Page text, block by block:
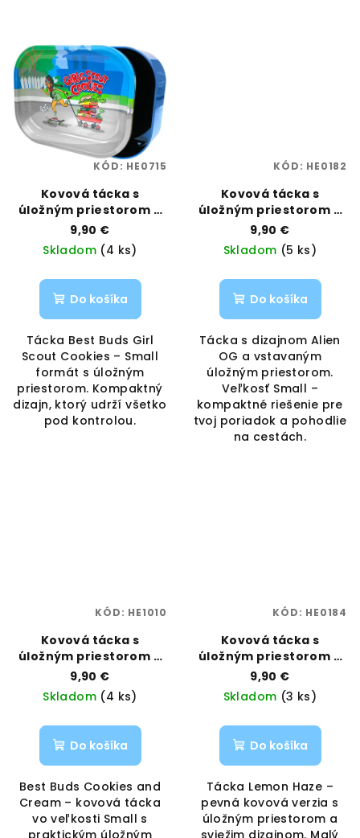
Kovová tácka s
úložným priestorom –
Girl Scout Cookies,
veľkosť Small | Best
Buds | Vaporama
9,90 €
Skladom (4 ks)
Do košíka
Tácka Best Buds Girl
Scout Cookies – Small
formát s úložným
priestorom. Kompaktný
dizajn, ktorý udrží všetko
pod kontrolou.
KÓD: HE0715
Kovová tácka s
úložným priestorom –
Alien OG, veľkosť Small
| Best Buds | Vaporama
9,90 €
Skladom (5 ks)
Do košíka
Tácka s dizajnom Alien
OG a vstavaným
úložným priestorom.
Veľkosť Small –
kompaktné riešenie pre
tvoj poriadok a pohodlie
na cestách.
KÓD: HE0182
Kovová tácka s
úložným priestorom –
Cookies and Cream,
veľkosť Small | Best
Buds | Vaporama
9,90 €
Skladom (4 ks)
Do košíka
Best Buds Cookies and
Cream – kovová tácka
vo veľkosti Small s
praktickým úložným
KÓD: HE1010
Kovová tácka s
úložným priestorom –
Lemon Haze, veľkosť
Small | Best Buds |
Vaporama
9,90 €
Skladom (3 ks)
Do košíka
Tácka Lemon Haze –
pevná kovová verzia s
úložným priestorom a
sviežim dizajnom. Malý
KÓD: HE0184